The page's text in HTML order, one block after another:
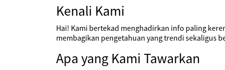
Kenali Kami
Hai! Kami bertekad menghadirkan info paling
membagikan pengetahuan yang trendi sekaligus
Apa yang Kami Tawarkan